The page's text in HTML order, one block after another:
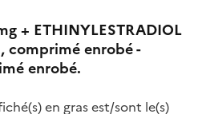
+ ETHINYLESTRADIOL
comprimé enrobé -
enrobé.
en gras est/sont le(s)